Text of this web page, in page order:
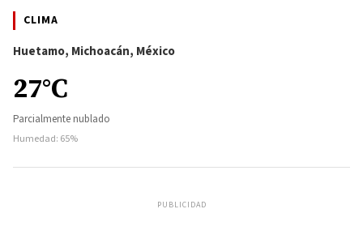
CLIMA
Huetamo, Michoacán, México
27°C
Parcialmente nublado
Humedad: 65%
PUBLICIDAD